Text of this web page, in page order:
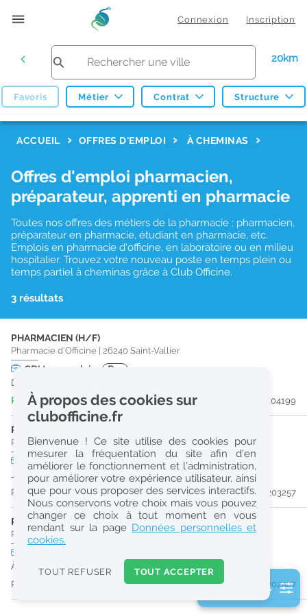
Connexion Inscription
20km
Favoris Métier Contrat Structure
Réinitialiser
2
0
k
Consulter les offres de la France d'outre-mer
ACCUEIL OFFRES D'EMPLOI À CHEMINAS
Offres d'emploi pharmacien,
préparateur, apprenti en pharmacie
Toutes nos offres des métiers de la pharmacie : pharmacien,
préparateur en pharmacie, étudiant en pharmacie, etc.
Emplois en pharmacie d'officine, en laboratoire ou en milieu
hospitalier. Trouvez votre nouveau poste en temps plein ou
temps partiel à cheminas grâce à Club Officine.
3 résultats
PHARMACIEN (H/F)
Pharmacie d'Officine 26240 Saint-Vallier
CDI temps plein Pro
Dès que possible
Publiée il y a 2 jour(s)
#204199
PRÉPARATEUR EN PHARMACIE (H/F)
Pharmacie d'Officine|07300 Tournon-Sur-Rhône
CDD temps plein
Jusqu'au 30/08/26
Publiée il y a 16 jour(s)
#203257
PHARMACIEN (H/F)
Pharmacie d'Officine 07100 Annonay
À partir du 31/08/26
Publiée il y a 28 jour(s)
#202427
2 filtre(s) actifs
À propos des cookies sur
clubofficine.fr
Bienvenue ! Ce site utilise des cookies pour
mesurer la fréquentation du site afin d’en
améliorer le fonctionnement et l’administration,
pour améliorer votre expérience utilisateur, ainsi
que pour vous proposer des services interactifs.
Nous conservons votre choix mais vous pouvez
changer ce choix à tout moment en vous
rendant sur la page Données personnelles et
cookies.
TOUT REFUSER TOUT ACCEPTER